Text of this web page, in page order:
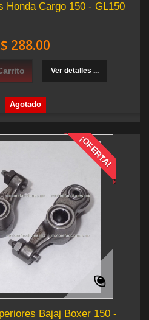
Honda Cargo 150 - GL150
$ 288.00
Ver detalles ...
Agotado
¡OFERTA!
Bajaj Boxer 150 -